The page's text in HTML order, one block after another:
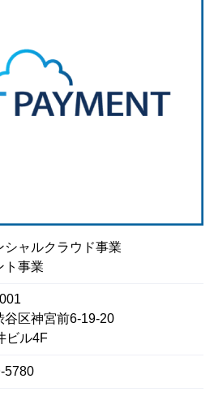
シャルクラウド事業
ト事業
谷区神宮前6-19-20
ビル4F
5780